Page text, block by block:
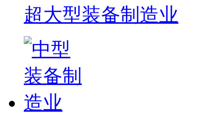
超大型装备制造业